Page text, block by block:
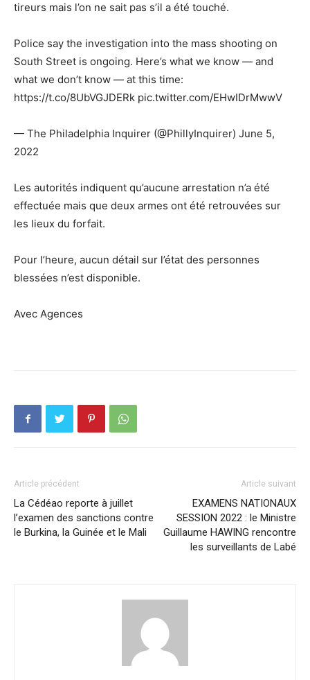
tireurs mais l’on ne sait pas s’il a été touché.
Police say the investigation into the mass shooting on
South Street is ongoing. Here’s what we know — and
what we don’t know — at this time:
https://t.co/8UbVGJDERk pic.twitter.com/EHwIDrMwwV
— The Philadelphia Inquirer (@PhillyInquirer) June 5,
2022
Les autorités indiquent qu’aucune arrestation n’a été
effectuée mais que deux armes ont été retrouvées sur
les lieux du forfait.
Pour l’heure, aucun détail sur l’état des personnes
blessées n’est disponible.
Avec Agences
Article précédent
La Cédéao reporte à juillet
l’examen des sanctions contre
le Burkina, la Guinée et le Mali
Article suivant
EXAMENS NATIONAUX
SESSION 2022 : le Ministre
Guillaume HAWING rencontre
les surveillants de Labé